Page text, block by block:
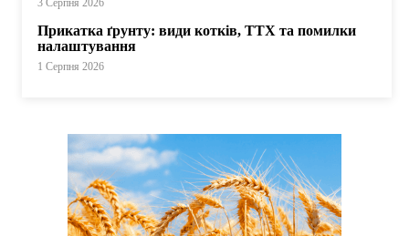
3 Серпня 2026
Прикатка ґрунту: види котків, ТТХ та помилки
налаштування
1 Серпня 2026